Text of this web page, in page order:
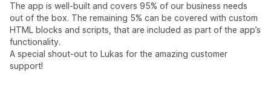
The app is well-built and covers 95% of our business needs
out of the box. The remaining 5% can be covered with custom
HTML blocks and scripts, that are included as part of the app’s
functionality.
A special shout-out to Lukas for the amazing customer
support!